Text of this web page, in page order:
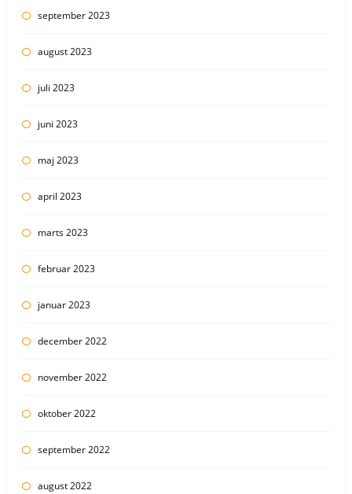
september 2023
august 2023
juli 2023
juni 2023
maj 2023
april 2023
marts 2023
februar 2023
januar 2023
december 2022
november 2022
oktober 2022
september 2022
august 2022